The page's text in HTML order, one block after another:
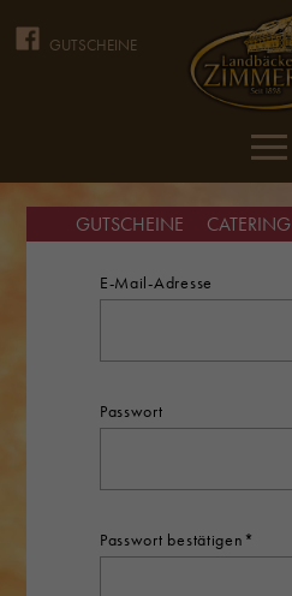
GUTSCHEINE
GUTSCHEINE CATERING
E-Mail-Adresse
Passwort
Passwort bestätigen*